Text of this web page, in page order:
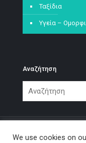
Ταξίδια
Υγεία –
Αναζήτηση
We use cookies on